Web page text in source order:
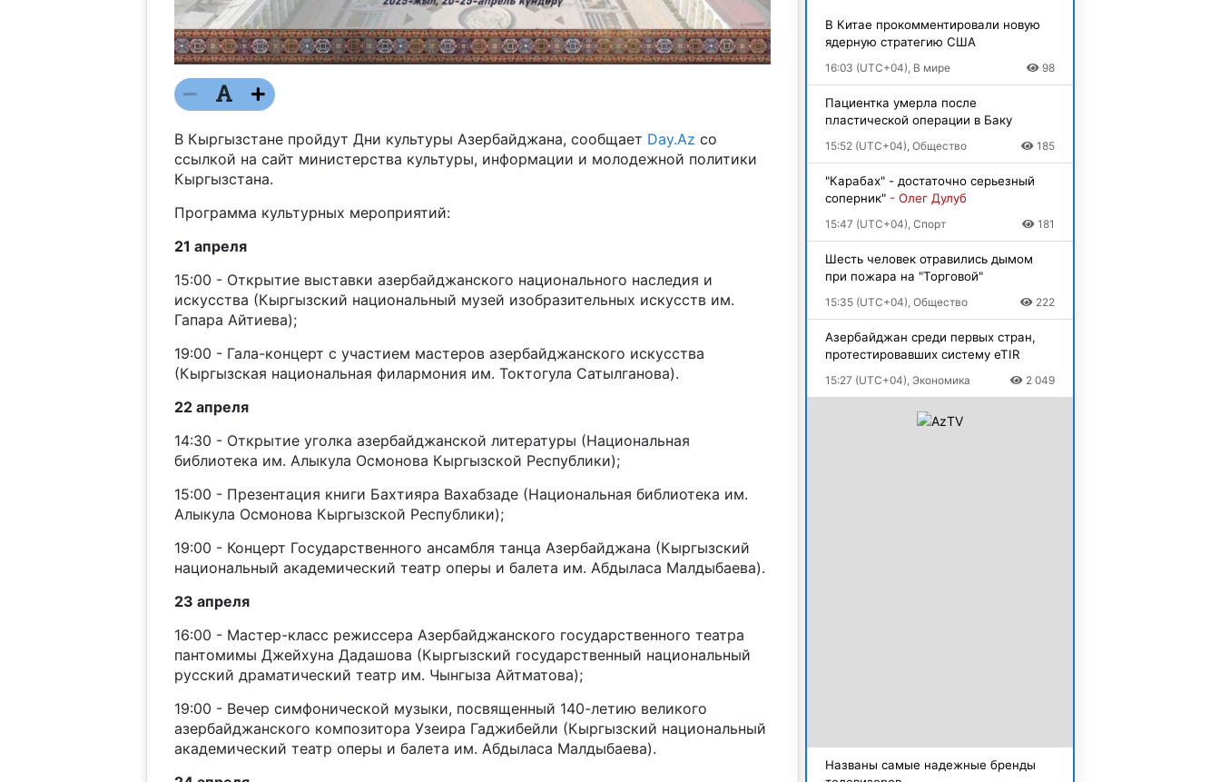
В Кыргызстане пройдут Дни культуры Азербайджана, сообщает Day.Az со
ссылкой на сайт министерства культуры, информации и молодежной политики
Кыргызстана.
Программа культурных мероприятий:
21 апреля
15:00 - Открытие выставки азербайджанского национального наследия и
искусства (Кыргызский национальный музей изобразительных искусств им.
Гапара Айтиева);
19:00 - Гала-концерт с участием мастеров азербайджанского искусства
(Кыргызская национальная филармония им. Токтогула Сатылганова).
22 апреля
14:30 - Открытие уголка азербайджанской литературы (Национальная
библиотека им. Алыкула Осмонова Кыргызской Республики);
15:00 - Презентация книги Бахтияра Вахабзаде (Национальная библиотека им.
Алыкула Осмонова Кыргызской Республики);
19:00 - Концерт Государственного ансамбля танца Азербайджана (Кыргызский
национальный академический театр оперы и балета им. Абдыласа Малдыбаева).
23 апреля
16:00 - Мастер-класс режиссера Азербайджанского государственного театра
пантомимы Джейхуна Дадашова (Кыргызский государственный национальный
русский драматический театр им. Чынгыза Айтматова);
19:00 - Вечер симфонической музыки, посвященный 140-летию великого
азербайджанского композитора Узеира Гаджибейли (Кыргызский национальный
академический театр оперы и балета им. Абдыласа Малдыбаева).
В Китае прокомментировали новую
ядерную стратегию США
16:03 (UTC+04), В мире 98
Пациентка умерла после
пластической операции в Баку
15:52 (UTC+04), Общество 185
"Карабах" - достаточно серьезный
соперник" - Олег Дулуб
15:47 (UTC+04), Спорт 181
Шесть человек отравились дымом
при пожара на "Торговой"
15:35 (UTC+04), Общество 222
Азербайджан среди первых стран,
протестировавших систему eTIR
15:27 (UTC+04), Экономика 2 049
Названы самые надежные бренды